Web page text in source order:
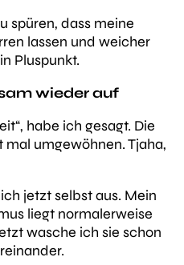
spüren, dass meine
lassen und weicher
Pluspunkt.
wieder auf
habe ich gesagt. Die
mal umgewöhnen. Tjaha,
jetzt selbst aus. Mein
liegt normalerweise
wasche ich sie schon